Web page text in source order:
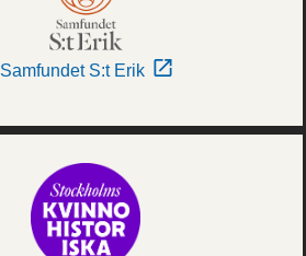
Samfundet S:t Erik